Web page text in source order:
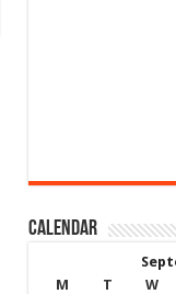
Calendar
M
T W